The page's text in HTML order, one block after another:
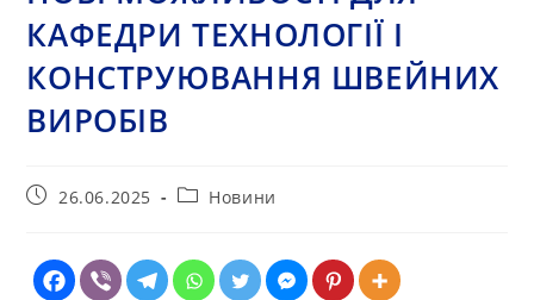
КАФЕДРИ ТЕХНОЛОГІЇ І
КОНСТРУЮВАННЯ ШВЕЙНИХ
ВИРОБІВ
Запис26.06.2025
Категорія
Новини